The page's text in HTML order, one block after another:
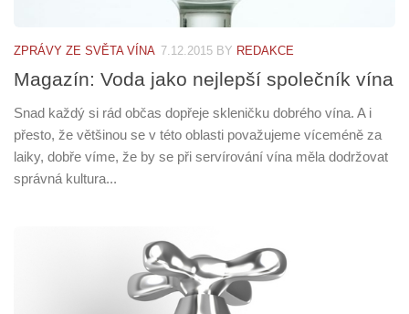
ZPRÁVY ZE SVĚTA VÍNA 7.12.2015 BY REDAKCE
Magazín: Voda jako nejlepší společník vína
Snad každý si rád občas dopřeje skleničku dobrého vína. A i
přesto, že většinou se v této oblasti považujeme víceméně za
laiky, dobře víme, že by se při servírování vína měla dodržovat
správná kultura...